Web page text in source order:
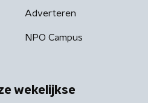
Adverteren
NPO Campus
wekelijkse